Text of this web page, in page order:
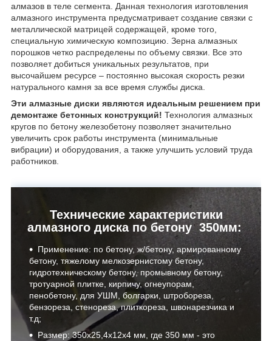
алмазов в теле сегмента. Данная технология изготовления
алмазного инструмента предусматривает создание связки с
металлической матрицей содержащей, кроме того,
специальную химическую композицию. Зерна алмазных
порошков четко распределены по объему связки. Все это
позволяет добиться уникальных результатов, при
высочайшем ресурсе – постоянно высокая скорость резки
натурального камня за все время службы диска.
Эти алмазные диски являются идеальным решением при
демонтаже бетонных конструкций! Технология алмазных
кругов по бетону железобетону позволяет значительно
увеличить срок работы инструмента (минимальные
вибрации) и оборудования, а также улучшить условий труда
работников.
Технические характеристики
алмазного диска по бетону 350мм:
Применение: по бетону, ж/бетону, армированному
бетону, тяжелому мелкозернистому бетону,
гидротехническому бетону, промывному бетону,
тротуарной плитке, кирпичу, огнеупорам,
пенобетону, для УШМ, болгарки, штробореза,
бензореза, стенореза, плиткореза, швонарезчика и
т.д;
Размер: 350х25,4х12х4 мм, где 350 мм - это